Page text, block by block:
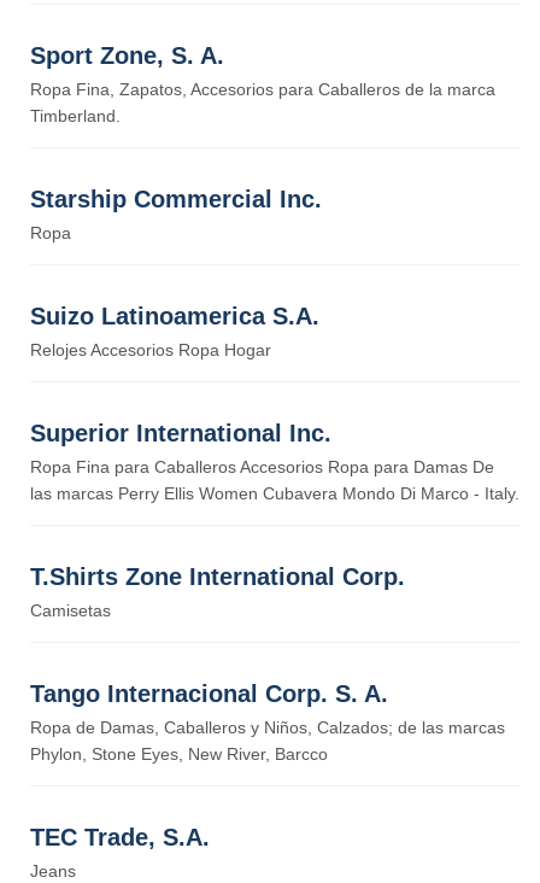
Sport Zone, S. A.
Ropa Fina, Zapatos, Accesorios para Caballeros de la marca
Timberland.
Starship Commercial Inc.
Ropa
Suizo Latinoamerica S.A.
Relojes Accesorios Ropa Hogar
Superior International Inc.
Ropa Fina para Caballeros Accesorios Ropa para Damas De
las marcas Perry Ellis Women Cubavera Mondo Di Marco - Italy.
T.Shirts Zone International Corp.
Camisetas
Tango Internacional Corp. S. A.
Ropa de Damas, Caballeros y Niños, Calzados; de las marcas
Phylon, Stone Eyes, New River, Barcco
TEC Trade, S.A.
Jeans